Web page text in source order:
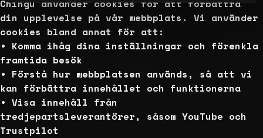
Chingu använder cookies för att förbättra
din upplevelse på vår webbplats. Vi använder
cookies bland annat för att:
• Komma ihåg dina inställningar och förenkla
framtida besök
• Förstå hur webbplatsen används, så att vi
kan förbättra innehållet och funktionerna
• Visa innehåll från
tredjepartsleverantörer, såsom YouTube och
Trustpilot